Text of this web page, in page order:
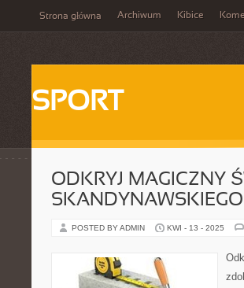
Strona główna Archiwum Kibice
SPORT
ODKRYJ MAGICZNY
SKANDYNAWSKIEGO
POSTED BY ADMIN KWI - 13 - 2025